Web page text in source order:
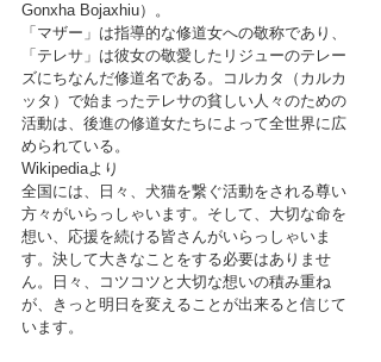
Gonxha Bojaxhiu）。
「マザー」は指導的な修道女への敬称であり、
「テレサ」は彼女の敬愛したリジューのテレー
ズにちなんだ修道名である。コルカタ（カルカ
ッタ）で始まったテレサの貧しい人々のための
活動は、後進の修道女たちによって全世界に広
められている。
Wikipediaより
全国には、日々、犬猫を繋ぐ活動をされる尊い
方々がいらっしゃいます。そして、大切な命を
想い、応援を続ける皆さんがいらっしゃいま
す。決して大きなことをする必要はありませ
ん。日々、コツコツと大切な想いの積み重ね
が、きっと明日を変えることが出来ると信じて
います。